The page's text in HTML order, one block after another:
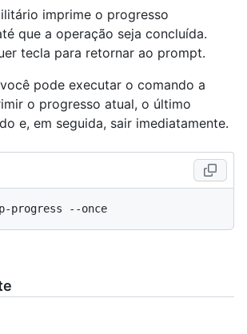
imprime o progresso
que a operação seja concluída.
tecla para retornar ao prompt.
pode executar o comando a
o progresso atual, o último
e, em seguida, sair imediatamente.